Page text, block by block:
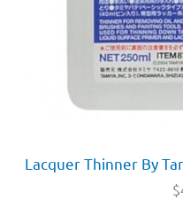
Lacquer Thinner By
$